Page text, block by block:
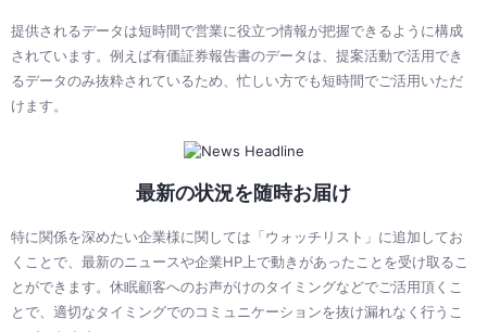
提供されるデータは短時間で営業に役立つ情報が把握できるように構成
されています。例えば有価証券報告書のデータは、提案活動で活用でき
るデータのみ抜粋されているため、忙しい方でも短時間でご活用いただ
けます。
最新の状況を随時お届け
特に関係を深めたい企業様に関しては「ウォッチリスト」に追加してお
くことで、最新のニュースや企業HP上で動きがあったことを受け取るこ
とができます。休眠顧客へのお声がけのタイミングなどでご活用頂くこ
とで、適切なタイミングでのコミュニケーションを抜け漏れなく行うこ